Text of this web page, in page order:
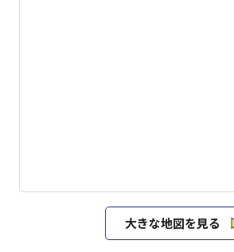
大きな地図を見る